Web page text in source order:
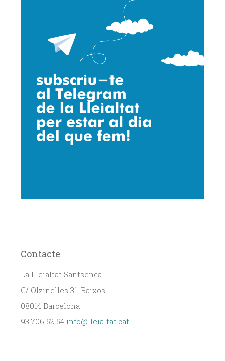
Contacte
La Lleialtat Santsenca
C/ Olzinelles 31, Baixos
08014 Barcelona
93 706 52 54 info@lleialtat.cat